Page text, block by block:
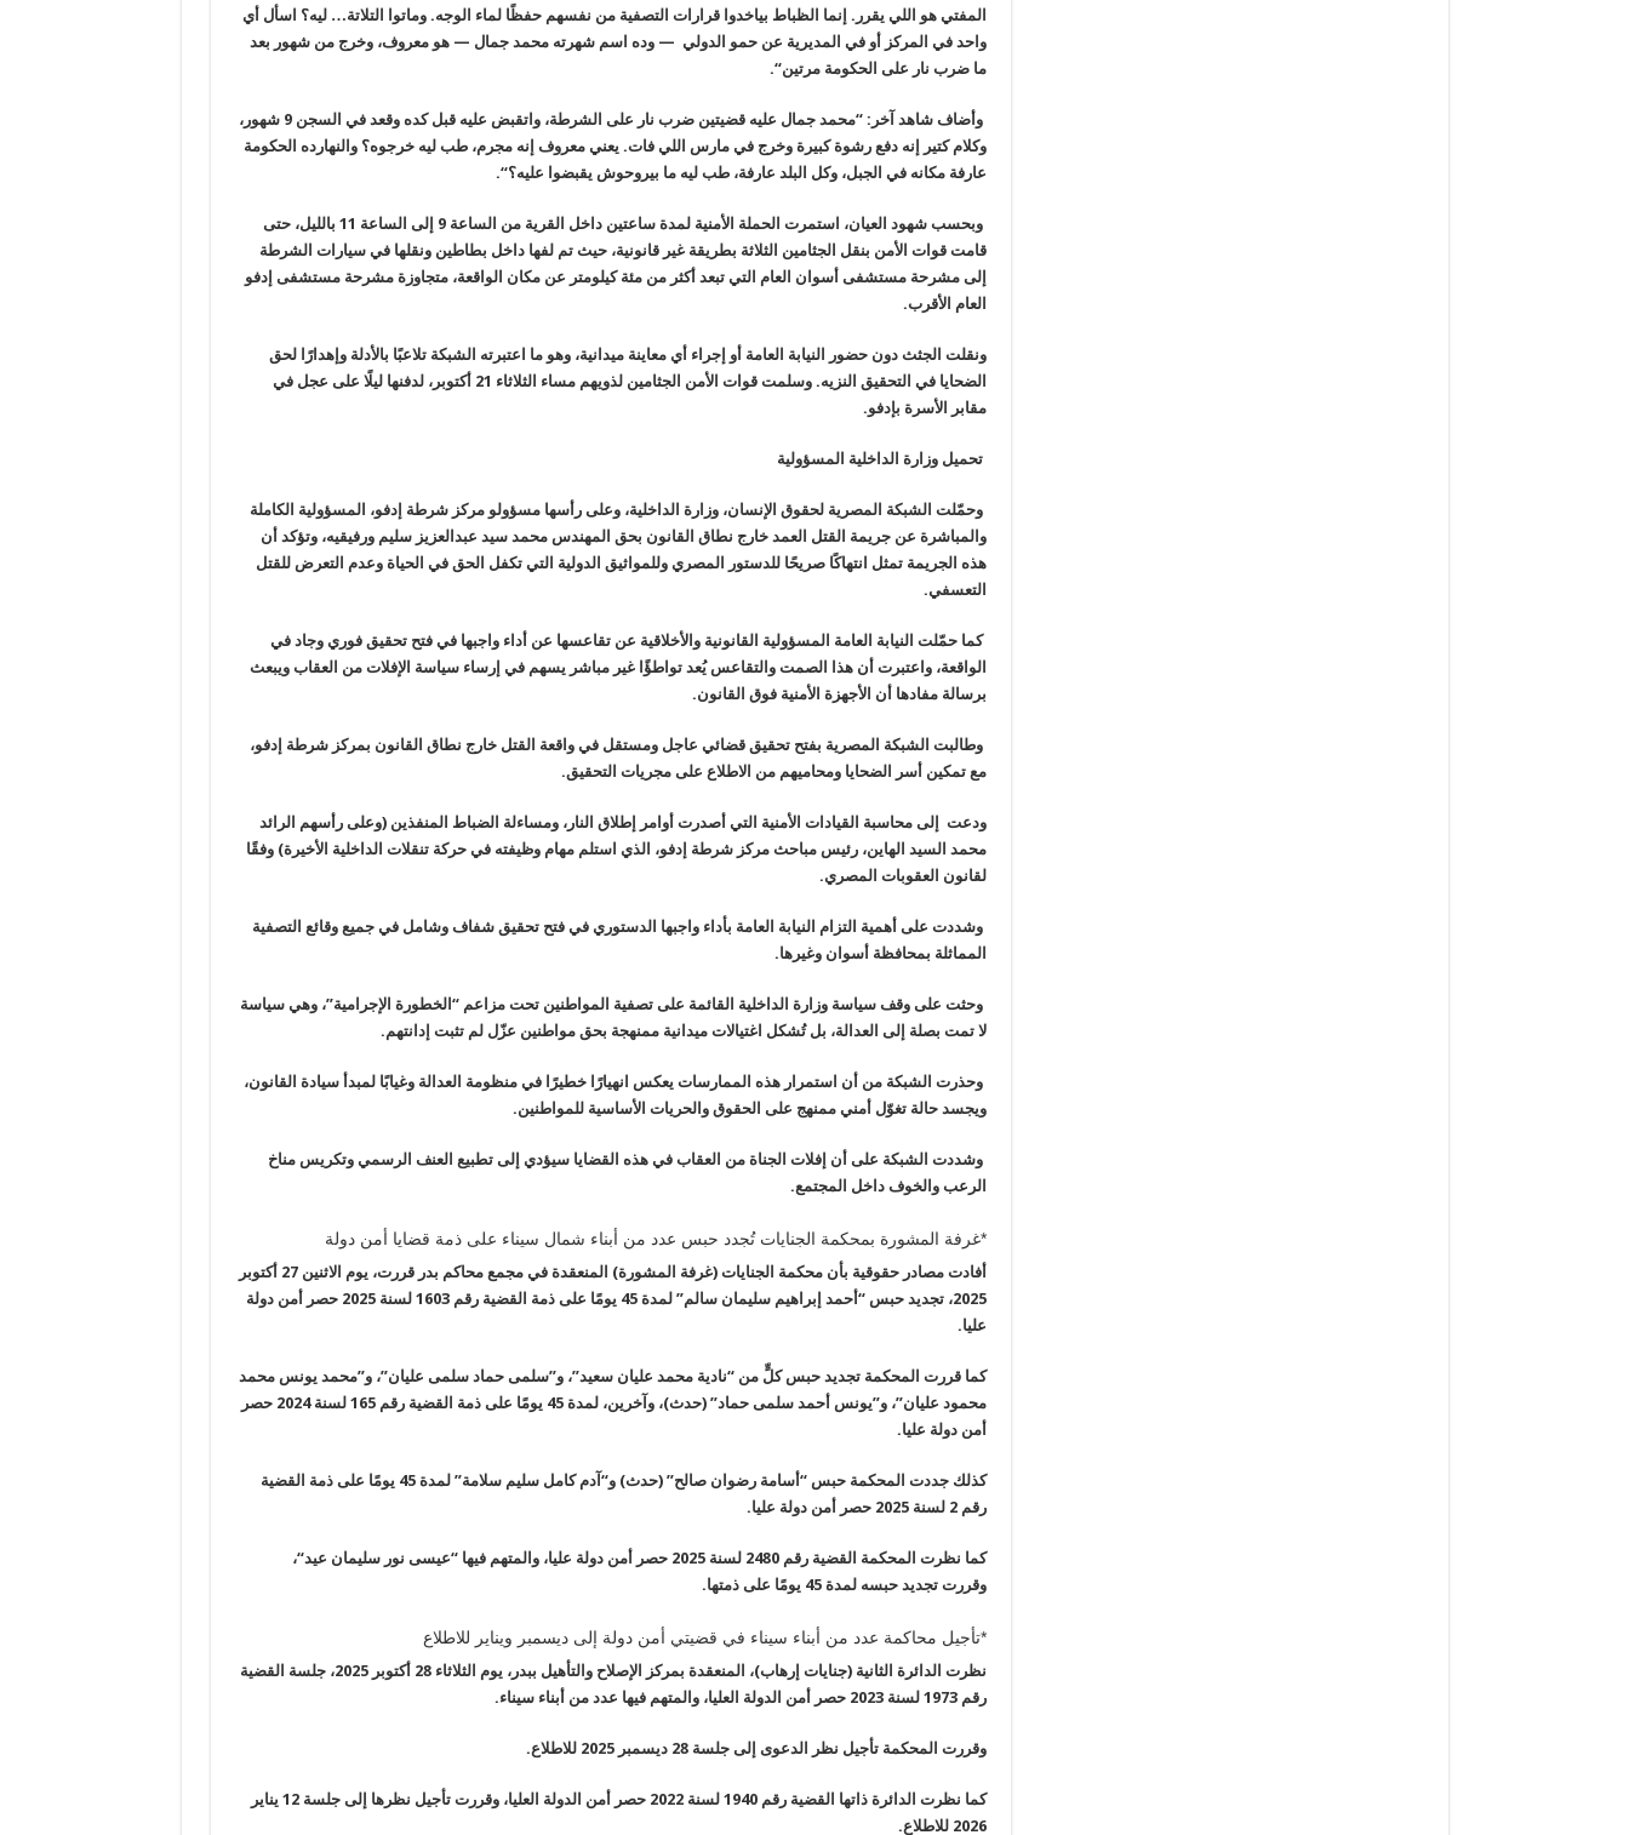
المفتي هو اللي يقرر. إنما الظباط بياخدوا قرارات التصفية من نفسهم حفظًا لماء الوجه.وماتوا التلاتة… ليه؟ اسأل أي
واحد في المركز أو في المديرية عن حمو الدولي —وده اسم شهرته محمد جمال — هو معروف، وخرج من شهور بعد
ما ضرب نار على الحكومة مرتين“.
وأضاف شاهد آخر: “محمد جمال عليه قضيتين
ضرب نار على الشرطة، واتقبض عليه قبل كده وقعد في السجن 9 شهور،
وكلام كتير
إنه دفع رشوة كبيرة وخرج في مارس اللي فات. يعني معروف إنه مجرم، طب ليه خرجوه؟ والنهارده الحكومة
عارفة مكانه في الجبل، وكل البلد عارفة، طب ليه ما بيروحوش يقبضوا عليه؟“.
وبحسب شهود العيان، استمرت الحملة الأمنية
لمدة ساعتين داخل القرية من الساعة 9 إلى الساعة 11 بالليل، حتى
قامت قوات الأمن بنقل الجثامين الثلاثة بطريقة غير قانونية، حيث تم لفها داخل بطاطين ونقلها في سيارات الشرطة
إلى مشرحة مستشفى أسوان العام التي تبعد أكثر من مئة كيلومتر عن مكان الواقعة، متجاوزة مشرحة مستشفى إدفو
العام الأقرب.
ونقلت الجثث دون حضور النيابة العامة أو إجراء أي معاينة ميدانية، وهو ما اعتبرته الشبكة تلاعبًا بالأدلة وإهدارًا لحق
الضحايا في التحقيق النزيه.وسلمت قوات الأمن الجثامين لذويهم مساء الثلاثاء 21 أكتوبر، لدفنها ليلًا
على عجل في
مقابر الأسرة بإدفو.
تحميل وزارة الداخلية المسؤولية
وحمّلت الشبكة المصرية لحقوق الإنسان، وزارة الداخلية، وعلى رأسها مسؤولو مركز شرطة إدفو، المسؤولية الكاملة
والمباشرة عن جريمة القتل العمد خارج نطاق القانون بحق المهندس محمد سيد عبدالعزيز سليم ورفيقيه، وتؤكد أن
هذه الجريمة تمثل انتهاكًا صريحًا للدستور المصري وللمواثيق الدولية التي تكفل الحق في الحياة وعدم التعرض للقتل
التعسفي.
كما حمّلت النيابة العامة المسؤولية القانونية والأخلاقية عن تقاعسها عن أداء واجبها في فتح تحقيق فوري وجاد في
الواقعة، واعتبرت أن هذا الصمت والتقاعس يُعد تواطؤًا غير مباشر يسهم في إرساء سياسة الإفلات من العقاب ويبعث
برسالة مفادها أن الأجهزة الأمنية فوق القانون.
وطالبت الشبكة المصرية بفتح تحقيق قضائي عاجل ومستقل في واقعة القتل خارج نطاق القانون بمركز شرطة إدفو،
مع تمكين أسر الضحايا ومحاميهم من الاطلاع على مجريات التحقيق.
ودعت إلى محاسبة القيادات الأمنية التي أصدرت أوامر إطلاق النار، ومساءلة الضباط المنفذين (وعلى رأسهم الرائد
محمد السيد الهاين، رئيس مباحث مركز شرطة إدفو، الذي استلم مهام وظيفته في حركة تنقلات الداخلية الأخيرة) وفقًا
لقانون العقوبات المصري.
وشددت على أهمية التزام النيابة العامة بأداء واجبها الدستوري في فتح تحقيق شفاف وشامل في جميع وقائع التصفية
المماثلة بمحافظة أسوان وغيرها.
وحثت على وقف سياسة وزارة الداخلية القائمة على تصفية المواطنين تحت مزاعم “الخطورة الإجرامية”، وهي سياسة
لا تمت بصلة إلى العدالة، بل تُشكل اغتيالات ميدانية ممنهجة بحق مواطنين عزّل لم تثبت إدانتهم.
وحذرت الشبكة من أن استمرار هذه الممارسات يعكس انهيارًا خطيرًا في منظومة العدالة وغيابًا لمبدأ سيادة القانون،
ويجسد حالة تغوّل أمني ممنهج على الحقوق والحريات الأساسية للمواطنين.
وشددت الشبكة على أن إفلات الجناة من العقاب في هذه القضايا سيؤدي إلى تطبيع العنف الرسمي وتكريس مناخ
الرعب والخوف داخل المجتمع.
*غرفة المشورة بمحكمة الجنايات تُجدد حبس عدد من أبناء شمال سيناء على ذمة قضايا أمن دولة
أفادت مصادر حقوقية بأن محكمة الجنايات (غرفة المشورة) المنعقدة في مجمع محاكم بدر قررت، يوم
الاثنين 27 أكتوبر
2025، تجديد حبس “أحمد إبراهيم سليمان سالم” لمدة 45 يومًا على ذمة
القضية رقم 1603 لسنة 2025 حصر أمن دولة
عليا.
كما قررت المحكمة تجديد حبس كلٍّ من “نادية محمد عليان سعيد”، و”سلمى حماد سلمى عليان”، و”محمد يونس محمد
محمود عليان”، و”يونس أحمد سلمى حماد” (حدث)، وآخرين، لمدة 45 يومًا على ذمة
القضية رقم 165 لسنة 2024 حصر
أمن دولة عليا.
كذلك جددت المحكمة حبس “أسامة رضوان صالح” (حدث) و“ آدم كامل سليم سلامة”لمدة 45 يومًا على ذمة القضية
رقم 2 لسنة 2025 حصر أمن دولة عليا
.
كما نظرت المحكمة القضية رقم 2480 لسنة 2025 حصر أمن دولة عليا ، والمتهم فيها “عيسى نور سليمان عيد“،
وقررت تجديد حبسه لمدة 45 يومًا على ذمتها .
*تأجيل محاكمة عدد من أبناء سيناء في قضيتي أمن دولة إلى ديسمبر ويناير للاطلاع
نظرت الدائرة الثانية (جنايات إرهاب)، المنعقدة بمركز الإصلاح والتأهيل ببدر، يوم الثلاثاء 28 أكتوبر 2025
، جلسة القضية
رقم 1973 لسنة 2023 حصر أمن الدولة العليا ، والمتهم فيها عدد من أبناء سيناء.
وقررت المحكمة تأجيل نظر الدعوى إلى جلسة 28 ديسمبر 2025 للاطلاع .
كما نظرت الدائرة ذاتها القضية رقم 1940 لسنة 2022 حصر أمن الدولة العليا ، وقررت
تأجيل نظرها إلى جلسة 12 يناير
2026 للاطلاع
.